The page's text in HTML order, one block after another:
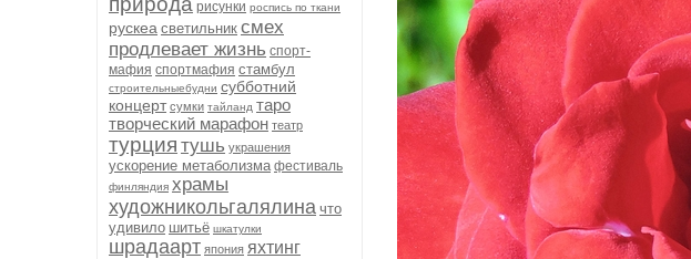
рисунки роспись по ткани
рускеа светильник смех
продлевает жизнь спорт-
мафия спортмафия стамбул
строительныебудни субботний
концерт сумки тайланд таро
творческий марафон театр
турция тушь украшения
ускорение метаболизма фестиваль
финляндия храмы
художникольгалялина что
удивило шитьё шкатулки
шрадаарт япония яхтинг